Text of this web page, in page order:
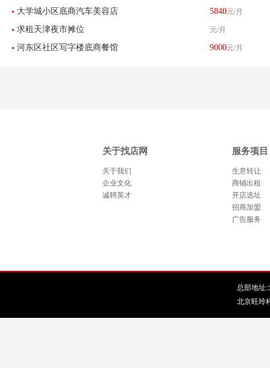
店刨冰店转让
大学城小区底商汽车美容店
转让
5840元/月
求租天津夜市摊位 元/月
河东区社区写字楼底商餐馆 9000元/月
关于找店网
关于我们
企业文化
诚聘英才
服务项目
生意转让
商铺出租
开店选址
招商加盟
广告服务
总部地址:
北京旺玲